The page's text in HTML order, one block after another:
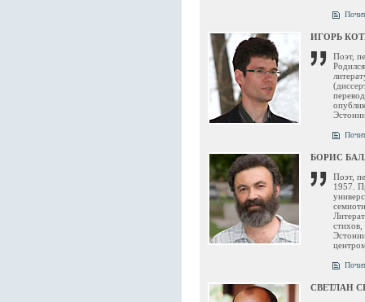
ИГОРЬ
Поэт,
БОРИС
Поэт,
1957.
стихов,
СВЕТЛАН